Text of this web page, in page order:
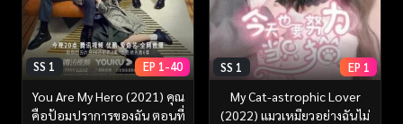
SS 1 EP 1-40
You Are My Hero (2021) คุณ
คือป้อมปราการของฉัน ตอนที่
SS 1 EP 1
My Cat-astrophic Lover
(2022) แมวเหมียวอย่างฉันไม่